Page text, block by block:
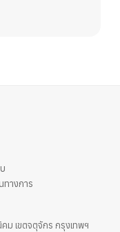
างการ
ม เขตจตุจักร กรุงเทพฯ